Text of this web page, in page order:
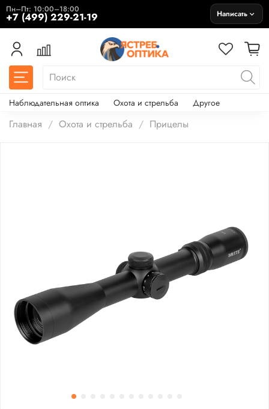
Пн–Пт: 10:00–18:00
+7 (499) 229-21-19 Написать
Наблюдательная оптика Охота и стрельба Другое
Главная Охота и стрельба Прицелы